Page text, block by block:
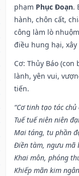
phạm Phục Đoạn.
hành, chôn cất,
công làm lò
điều hung hại,
Cơ: Thủy Báo
lành, yên vui,
tiến.
“Cơ tinh tạo tác chủ
Tuế tuế niên niên
Mai táng, tu phần
Điền tàm, ngưu mã
Khai môn, phóng
Khiếp mãn kim